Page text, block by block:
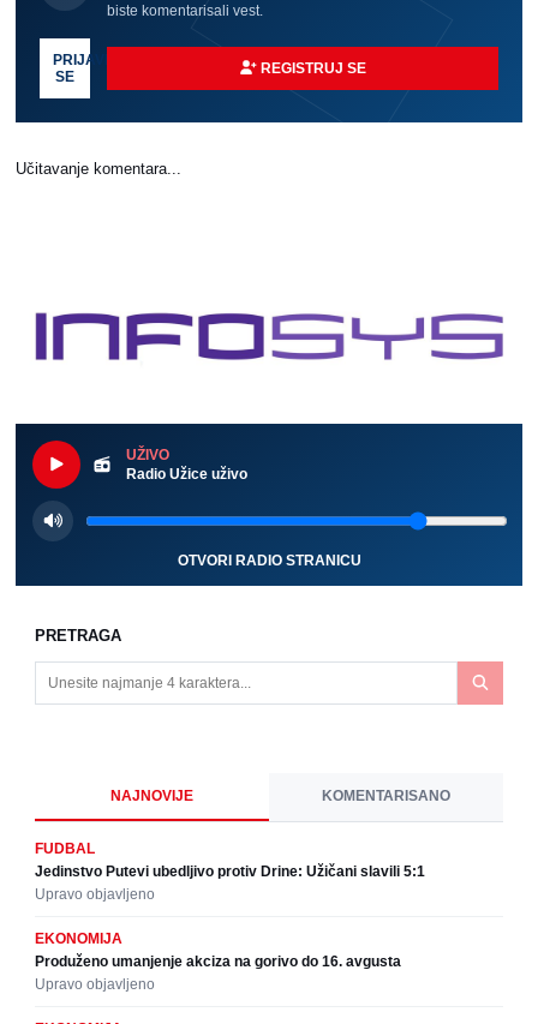
biste komentarisali vest.
PRIJAVI
SE
REGISTRUJ SE
Učitavanje komentara...
UŽIVO
Radio Užice uživo
OTVORI RADIO STRANICU
PRETRAGA
NAJNOVIJE KOMENTARISANO
FUDBAL
Jedinstvo Putevi ubedljivo protiv Drine: Užičani slavili 5:1
Upravo objavljeno
EKONOMIJA
Produženo umanjenje akciza na gorivo do 16. avgusta
Upravo objavljeno